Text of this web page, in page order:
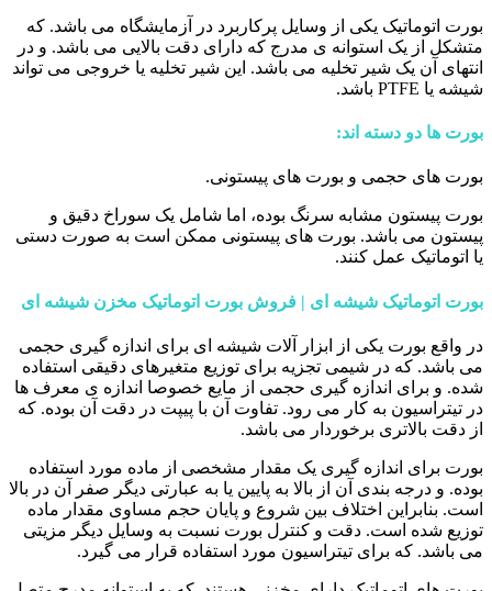
بورت اتوماتیک یکی از وسایل پرکاربرد در آزمایشگاه می باشد. که
متشکل از یک استوانه ی مدرج که دارای دقت بالایی می باشد. و در
انتهای آن یک شیر تخلیه می باشد. این شیر تخلیه یا خروجی می تواند
شیشه یا PTFE باشد.
بورت ها دو دسته اند:
بورت های حجمی و بورت های پیستونی.
بورت پیستون مشابه سرنگ بوده، اما شامل یک سوراخ دقیق و
پیستون می باشد. بورت های پیستونی ممکن است به صورت دستی
یا اتوماتیک عمل کنند.
بورت اتوماتیک شیشه ای | فروش بورت اتوماتیک مخزن شیشه ای
در واقع بورت یکی از ابزار آلات شیشه ای برای اندازه گیری حجمی
می باشد. که در شیمی تجزیه برای توزیع متغیرهای دقیقی استفاده
شده. و برای اندازه گیری حجمی از مایع خصوصا اندازه ی معرف ها
در تیتراسیون به کار می رود. تفاوت آن با پیپت در دقت آن بوده. که
از دقت بالاتری برخوردار می باشد.
بورت برای اندازه گیری یک مقدار مشخصی از ماده مورد استفاده
بوده. و درجه بندی آن از بالا به پایین یا به عبارتی دیگر صفر آن در بالا
است. بنابراین اختلاف بین شروع و پایان حجم مساوی مقدار ماده
توزیع شده است. دقت و کنترل بورت نسبت به وسایل دیگر مزیتی
می باشد. که برای تیتراسیون مورد استفاده قرار می گیرد.